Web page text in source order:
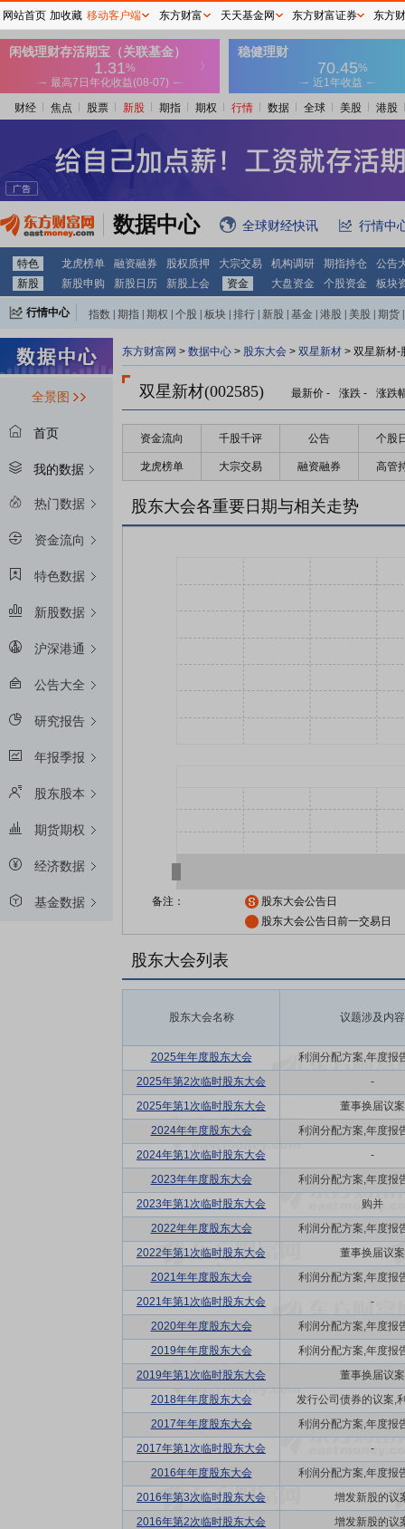
财经 焦点 股票 新股 期指 期权 行情 数据 全球 美股 港股
数据中心 全球财经快讯 行情中
特色 龙虎榜单 融资融券 股权质押 大宗交易 机构调研 期指持仓
公告
新股
新股申购 新股日历 新股上会 资金 大盘资金 个股资金 板块
行情中心 指数 期指 期权 个股 板块 排行 新股 基金 港股 美股 期货
全景图
首页
我的数据
热门数据
资金流向
特色数据
新股数据
沪深港通
公告大全
研究报告
年报季报
股东股本
期货期权
经济数据
基金数据
东方财富网 > 数据中心 > 股东大会 > 双星新材 > 双星新材-
双星新材(002585) 最新价 - 涨跌 - 涨跌
资金流向 千股千评 公告 个股
龙虎榜单 大宗交易 融资融券 高管
股东大会各重要日期与相关走势
备注：
股东大会公告日
股东大会公告日前一交易日
股东大会列表
股东大会名称 议题涉及内容
2025年年度股东大会
利润分配方案,年度报
2025年第2次临时股东大会
-
2025年第1次临时股东大会
董事换届议案
2024年年度股东大会
利润分配方案,年度报
2024年第1次临时股东大会
-
2023年年度股东大会
利润分配方案,年度报
2023年第1次临时股东大会
购并
2022年年度股东大会
利润分配方案,年度报
2022年第1次临时股东大会
董事换届议案
2021年年度股东大会
利润分配方案,年度报
2021年第1次临时股东大会
-
2020年年度股东大会
利润分配方案,年度报
2019年年度股东大会
利润分配方案,年度报
2019年第1次临时股东大会
董事换届议案
2018年年度股东大会
发行公司债券的议案,
2017年年度股东大会
利润分配方案,年度报
2017年第1次临时股东大会
-
2016年年度股东大会
利润分配方案,年度报
2016年第3次临时股东大会
增发新股的议
2016年第2次临时股东大会
增发新股的议
网站首页 加收藏 移动客户端 东方财富 天天基金网 东方财富证券 东方